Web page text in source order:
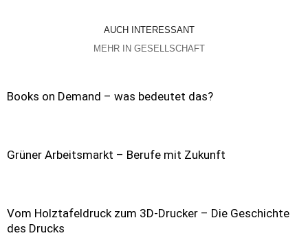
AUCH INTERESSANT
MEHR IN GESELLSCHAFT
Books on Demand – was bedeutet das?
Grüner Arbeitsmarkt – Berufe mit Zukunft
Vom Holztafeldruck zum 3D-Drucker – Die Geschichte
des Drucks